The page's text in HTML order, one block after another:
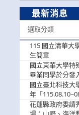
最新消息
選取分類
115 國立清華大
生簡章
國立東華大學特
畢業同學於分發
國立臺北科技大
年「
歡迎學生踴躍報
花蓮縣政府委請